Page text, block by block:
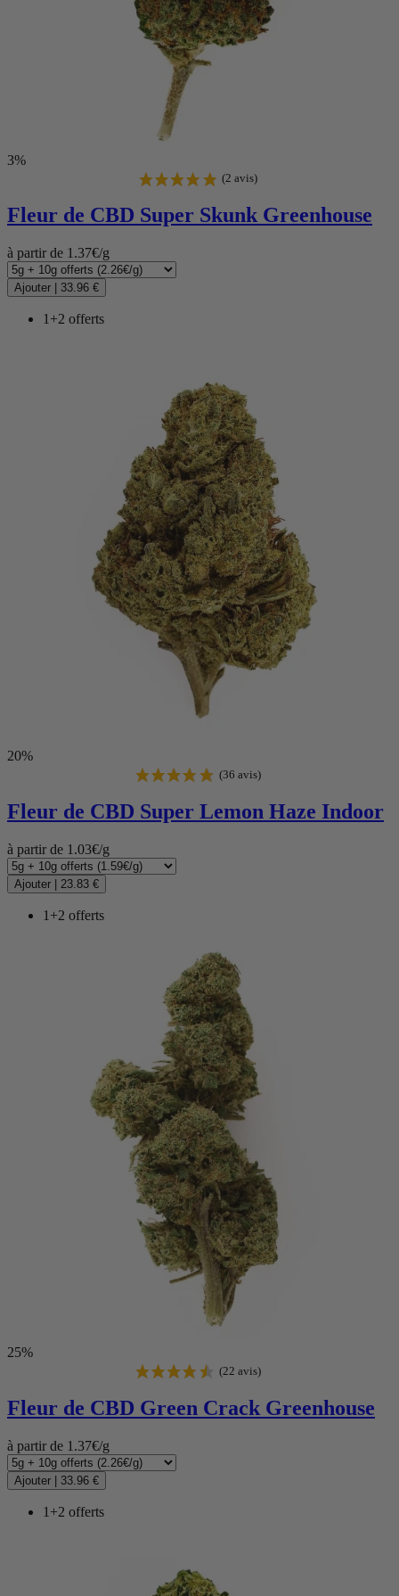
3%
Fleur de CBD Super Skunk Greenhouse
à partir de 1.37€/g
Ajouter 33.96 €
1+2 offerts
20%
Fleur de CBD Super Lemon Haze Indoor
à partir de 1.03€/g
Ajouter 23.83 €
1+2 offerts
25%
Fleur de CBD Green Crack Greenhouse
à partir de 1.37€/g
Ajouter | 33.96 €
1+2 offerts